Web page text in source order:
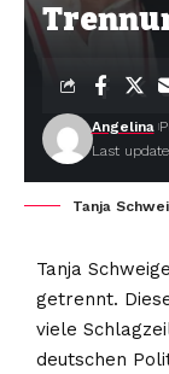
Last
Angelina
Tanja
Tanja
getrennt.
viele
deutschen